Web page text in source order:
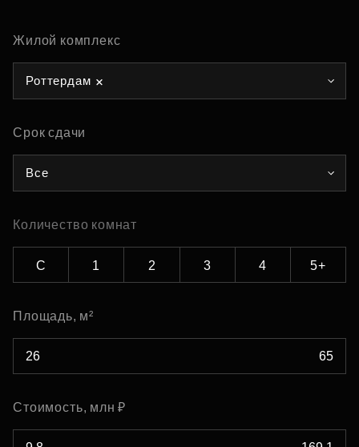
Жилой комплекс
Роттердам
Срок сдачи
Все
Количество комнат
С 1 2 3 4 5+
Площадь, м²
Стоимость, млн ₽